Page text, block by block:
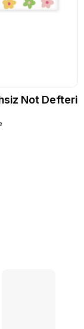
Not Defteri